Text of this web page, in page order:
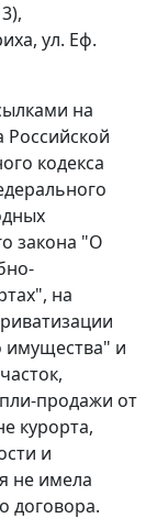
ул. Еф.
на
Российской
кодекса
закона "О
на
имущества" и
продажи от
курорта,
и
не имела
договора.